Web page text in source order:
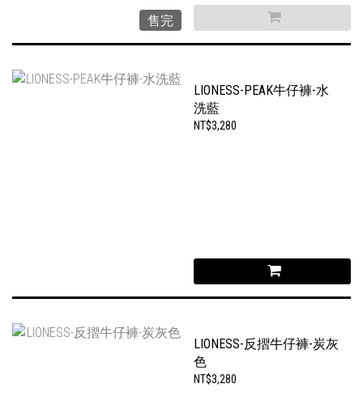
售完
LIONESS-PEAK牛仔褲-水
洗藍
NT$3,280
LIONESS-反摺牛仔褲-炭灰
色
NT$3,280